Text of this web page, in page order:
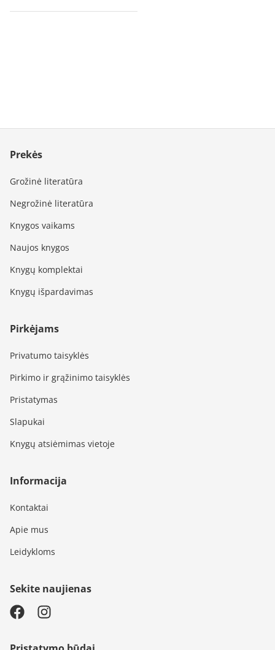
Prekės
Grožinė literatūra
Negrožinė literatūra
Knygos vaikams
Naujos knygos
Knygų komplektai
Knygų išpardavimas
Pirkėjams
Privatumo taisyklės
Pirkimo ir grąžinimo taisyklės
Pristatymas
Slapukai
Knygų atsiėmimas vietoje
Informacija
Kontaktai
Apie mus
Leidykloms
Sekite naujienas